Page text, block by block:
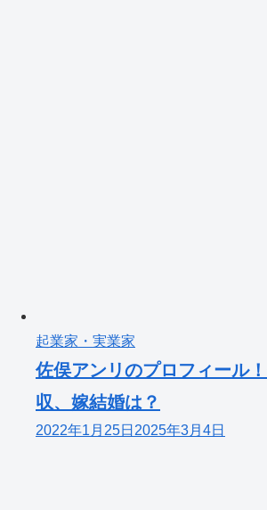
起業家・実業家
佐俣アンリのプロフィール
収、嫁結婚は？
2022年1月25日 2025年3月4日